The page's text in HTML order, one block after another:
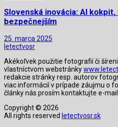
Slovenská inovácia: AI
bezpečnejším
25. marca 2025
letectvosr
Akékoľvek použitie fotografií či
vlastníctvom webstránky
redakcie stránky resp. autorov
viac informácií v prípade záujmu o
články nás prosím kontaktujte e-
Copyright © 2026
All rights reserved letectvosr.sk